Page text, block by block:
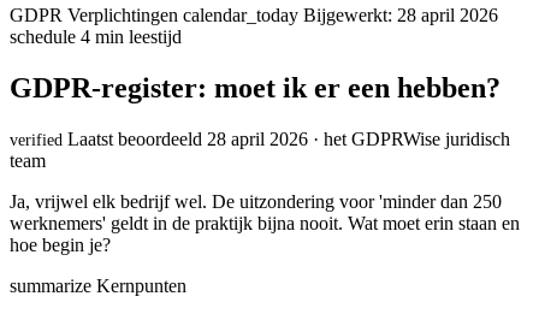
GDPR Verplichtingen calendar_today Bijgewerkt: 28 april 2026
schedule 4 min leestijd
GDPR-register: moet ik er een hebben?
verified Laatst beoordeeld 28 april 2026 · het GDPRWise juridisch
team
Ja, vrijwel elk bedrijf wel. De uitzondering voor 'minder dan 250
werknemers' geldt in de praktijk bijna nooit. Wat moet erin staan en
hoe begin je?
summarize Kernpunten